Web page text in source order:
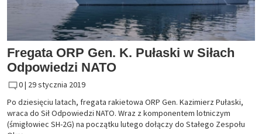
Fregata ORP Gen. K. Pułaski w Siłach
Odpowiedzi NATO
0 | 29 stycznia 2019
Po dziesięciu latach, fregata rakietowa ORP Gen. Kazimierz Pułaski,
wraca do Sił Odpowiedzi NATO. Wraz z komponentem lotniczym
(śmigłowiec SH-2G) na początku lutego dołączy do Stałego Zespołu